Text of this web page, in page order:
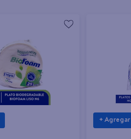
+ Agregar